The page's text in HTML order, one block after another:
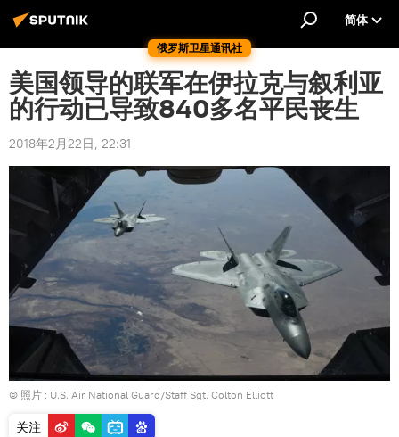
俄罗斯卫星通讯社
简体
美国领导的联军在伊拉克与叙利亚
的行动已导致840多名平民丧生
2018年2月22日, 22:31
© 照片 : U.S. Air National Guard/Staff Sgt. Colton Elliott
关注